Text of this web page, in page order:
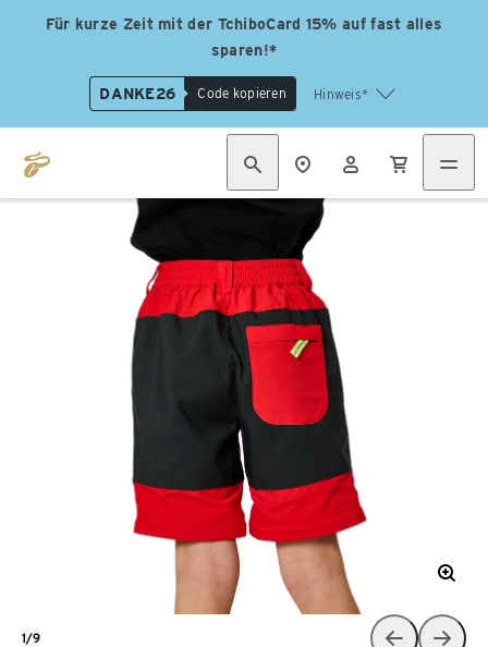
Für kurze Zeit mit der TchiboCard 15% auf fast alles
sparen!*
DANKE26 Code kopieren Hinweis*
1/9